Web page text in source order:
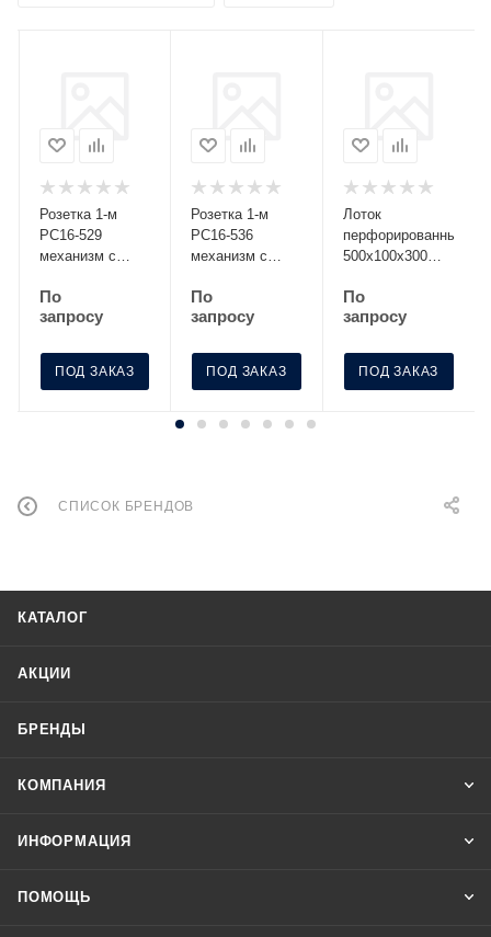
Розетка 1-м
РС16-529
механизм с
шторками
серебро Без
п.1ст.118 НК
По
запросу
ПОД ЗАКАЗ
Розетка 1-м
РС16-536
механизм с
крышкой с защ.
шторк. графит
п.п.1,16
п.1ст.118 НК
По
запросу
ПОД ЗАКАЗ
Лоток
перфорированный
500х100х300
100-3
По
запросу
ПОД ЗАКАЗ
СПИСОК БРЕНДОВ
КАТАЛОГ
АКЦИИ
БРЕНДЫ
КОМПАНИЯ
ИНФОРМАЦИЯ
ПОМОЩЬ